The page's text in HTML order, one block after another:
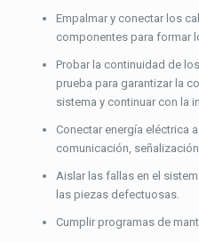
Empalmar y conectar los
componentes para formar
Probar la continuidad de
prueba para garantizar la
sistema y continuar con la
Conectar energía eléctrica
comunicación,
Aislar las fallas en el
las piezas defectuosas.
Cumplir programas de